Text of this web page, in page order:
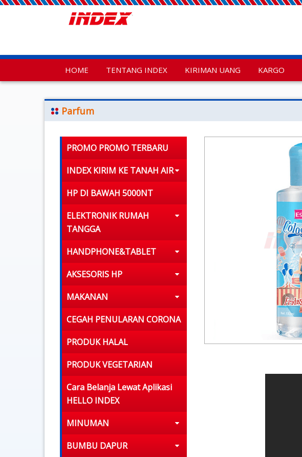
HOME TENTANG INDEX KIRIMAN UANG KARGO
Parfum
PROMO PROMO TERBARU
INDEX KIRIM KE TANAH AIR
HP DI BAWAH 5000NT
ELEKTRONIK RUMAH
TANGGA
HANDPHONE&TABLET
AKSESORIS HP
MAKANAN
CEGAH PENULARAN CORONA
PRODUK HALAL
PRODUK VEGETARIAN
Cara Belanja Lewat Aplikasi
HELLO INDEX
MINUMAN
BUMBU DAPUR